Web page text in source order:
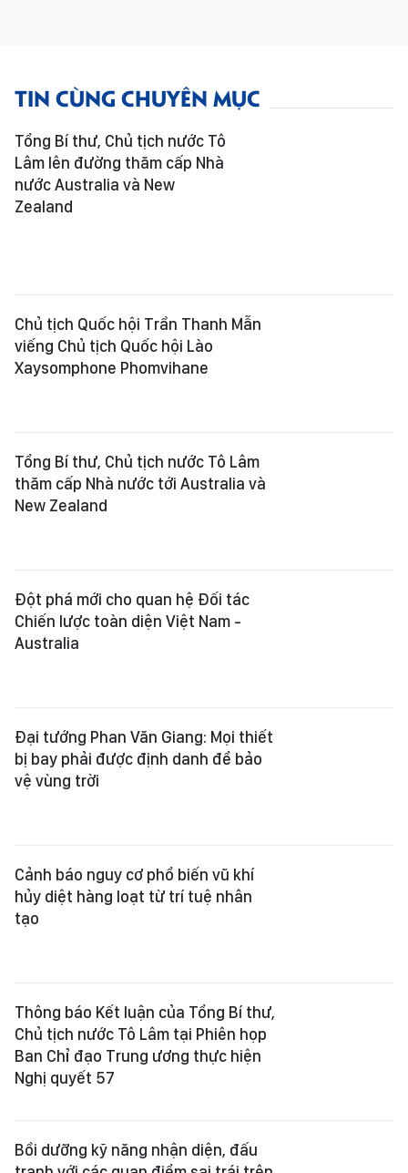
TIN CÙNG CHUYÊN MỤC
Tổng Bí thư, Chủ tịch nước Tô
Lâm lên đường thăm cấp Nhà
nước Australia và New
Zealand
Chủ tịch Quốc hội Trần Thanh Mẫn
viếng Chủ tịch Quốc hội Lào
Xaysomphone Phomvihane
Tổng Bí thư, Chủ tịch nước Tô Lâm
thăm cấp Nhà nước tới Australia và
New Zealand
Đột phá mới cho quan hệ Đối tác
Chiến lược toàn diện Việt Nam -
Australia
Đại tướng Phan Văn Giang: Mọi thiết
bị bay phải được định danh để bảo
vệ vùng trời
Cảnh báo nguy cơ phổ biến vũ khí
hủy diệt hàng loạt từ trí tuệ nhân
tạo
Thông báo Kết luận của Tổng Bí thư,
Chủ tịch nước Tô Lâm tại Phiên họp
Ban Chỉ đạo Trung ương thực hiện
Nghị quyết 57
Bồi dưỡng kỹ năng nhận diện, đấu